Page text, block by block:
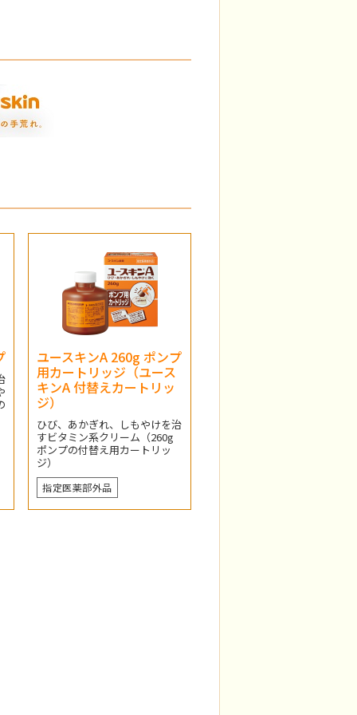
ユースキンA 260g ポンプ
用カートリッジ（ユース
キンA 付替えカートリッ
ジ）
ひび、あかぎれ、しもやけを治
すビタミン系クリーム（260g
ポンプの付替え用カートリッ
ジ）
指定医薬部外品